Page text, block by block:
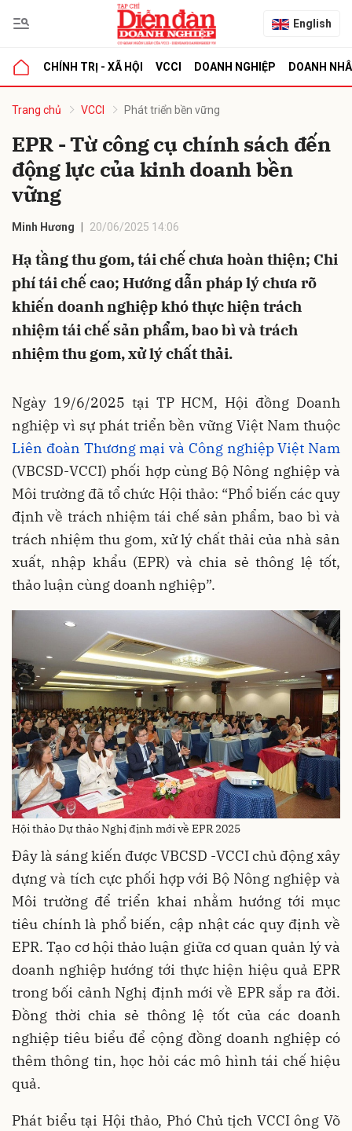
English
CHÍNH TRỊ - XÃ HỘI VCCI DOANH NGHIỆP DOANH
Trang chủ VCCI Phát triển bền vững
EPR - Từ công cụ chính sách đến
động lực của kinh doanh bền
vững
Minh Hương 20/06/2025 14:06
Hạ tầng thu gom, tái chế chưa hoàn thiện; Chi
phí tái chế cao; Hướng dẫn pháp lý chưa rõ
khiến doanh nghiệp khó thực hiện trách
nhiệm tái chế sản phẩm, bao bì và trách
nhiệm thu gom, xử lý chất thải.
Ngày 19/6/2025 tại TP HCM, Hội đồng Doanh
nghiệp vì sự phát triển bền vững Việt Nam thuộc
Liên đoàn Thương mại và Công nghiệp Việt Nam
(VBCSD-VCCI) phối hợp cùng Bộ Nông nghiệp và
Môi trường đã tổ chức Hội thảo: “Phổ biến các quy
định về trách nhiệm tái chế sản phẩm, bao bì và
trách nhiệm thu gom, xử lý chất thải của nhà sản
xuất, nhập khẩu (EPR) và chia sẻ thông lệ tốt,
thảo luận cùng doanh nghiệp”.
Hội thảo Dự thảo Nghị định mới về EPR 2025
Đây là sáng kiến được VBCSD -VCCI chủ động xây
dựng và tích cực phối hợp với Bộ Nông nghiệp và
Môi trường để triển khai nhằm hướng tới mục
tiêu chính là phổ biến, cập nhật các quy định về
EPR. Tạo cơ hội thảo luận giữa cơ quan quản lý và
doanh nghiệp hướng tới thực hiện hiệu quả EPR
trong bối cảnh Nghị định mới về EPR sắp ra đời.
Đồng thời chia sẻ thông lệ tốt của các doanh
nghiệp tiêu biểu để cộng đồng doanh nghiệp có
thêm thông tin, học hỏi các mô hình tái chế hiệu
quả.
Phát biểu tại Hội thảo, Phó Chủ tịch VCCI ông Võ
luận
Hủy